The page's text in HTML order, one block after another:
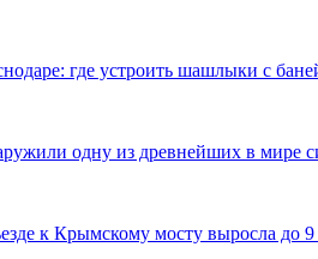
где устроить шашлыки с
одну из древнейших в мире
к Крымскому мосту выросла до 9